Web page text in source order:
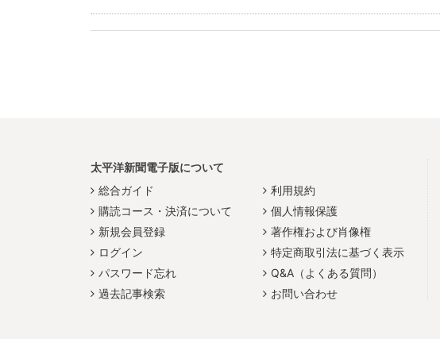
太平洋新聞電子版について
総合ガイド
購読コース・決済について
新規会員登録
ログイン
パスワード忘れ
過去記事検索
利用規約
個人情報保護
著作権および肖像権
特定商取引法に基づく表示
Q&A（よくある質問）
お問い合わせ